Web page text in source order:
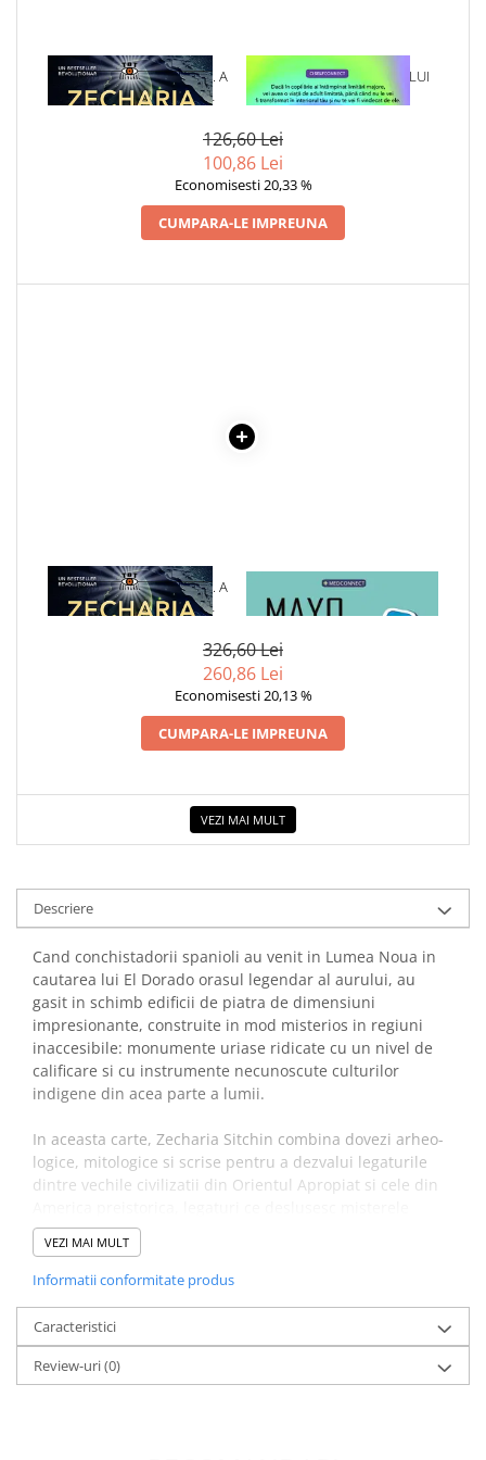
1 x REGATELE PIERDUTE. A
PATRA CARTE DIN ,,
1 x VINDECAREA COPILULUI
INTERIOR
126,60 Lei
100,86 Lei
Economisesti 20,33 %
CUMPARA-LE IMPREUNA
1 x REGATELE PIERDUTE. A
PATRA CARTE DIN ,,
1 x MAYO CLINIC. CARTEA
ESENTIALA DESPRE DIABETUL
326,60 Lei
260,86 Lei
Economisesti 20,13 %
CUMPARA-LE IMPREUNA
VEZI MAI MULT
Descriere
Cand conchistadorii spanioli au venit in Lumea Noua in
cautarea lui El Dorado orasul legendar al aurului, au
gasit in schimb edificii de piatra de dimensiuni
impresionante, construite in mod misterios in regiuni
inaccesibile: monu­mente uriase ridicate cu un nivel de
calificare si cu instrumente necunoscute culturilor
indigene din acea parte a lumii.
In aceasta carte, Zecharia Sitchin combina dovezi arheo­
logice, mitologice si scrise pentru a dezvalui legaturile
dintre vechile civilizatii din Orientul Apropiat si cele din
piramidelor si cele ale „oraselor zeilor” din Mexic,
cunoas­terea mayasa a astronomiei, secretele
calendarului olmec si prezenta celei mai vechi capitale
raspunsurile puzzle-urilor despre vechile civilizatii
americane, raspunsuri care sugereaza cu tarie
implicarea „zeilor” de pe o alta pla­neta, care au facut din
Pamant casa lor.
VEZI MAI MULT
Informatii conformitate produs
Caracteristici
Review-uri(0)